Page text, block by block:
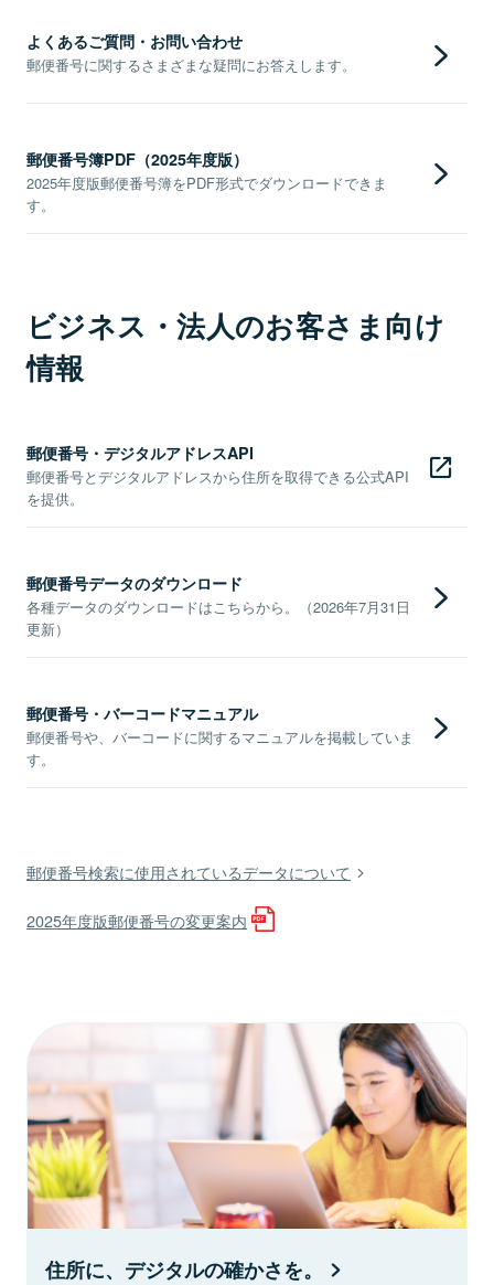
よくあるご質問・お問い合わせ
郵便番号に関するさまざまな疑問にお答えします。
郵便番号簿PDF（2025年度版）
2025年度版郵便番号簿をPDF形式でダウンロードできま
す。
ビジネス・法人のお客さま向け
情報
郵便番号・デジタルアドレスAPI
郵便番号とデジタルアドレスから住所を取得できる公式API
を提供。
郵便番号データのダウンロード
各種データのダウンロードはこちらから。（2026年7月31日
更新）
郵便番号・バーコードマニュアル
郵便番号や、バーコードに関するマニュアルを掲載していま
す。
郵便番号検索に使用されているデータについて
2025年度版郵便番号の変更案内
住所に、デジタルの確かさを。